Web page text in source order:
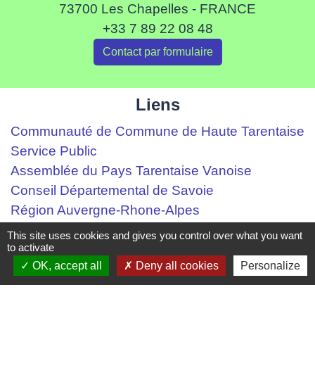
73700 Les Chapelles - FRANCE
+33 7 89 22 08 48
Contact par formulaire
Liens
Communauté de Commune de Haute Tarentaise
Service Public
Assemblée du Pays Tarentaise Vanoise
Conseil Départemental de Savoie
Région Auvergne-Rhone-Alpes
Mentions légales - Politique de confidentialité -
Accessibilité - Plan du site -
This site uses cookies and gives you control over what you want
to activate
OK, accept all
Deny all cookies Personalize